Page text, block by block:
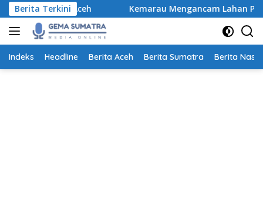
Langsung
ke
konten
Berita Terkini
di Aceh Kemarau Mengancam Lahan Pertanian,
Indeks Headline Berita Aceh Berita Sumatra Berita